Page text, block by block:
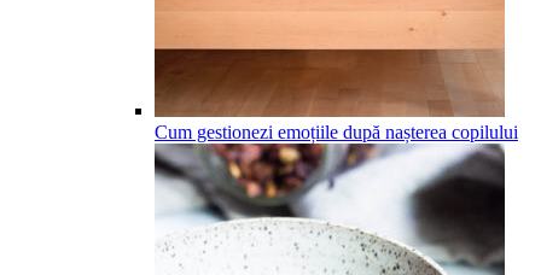
Cum gestionezi emoțiile după nașterea copilului